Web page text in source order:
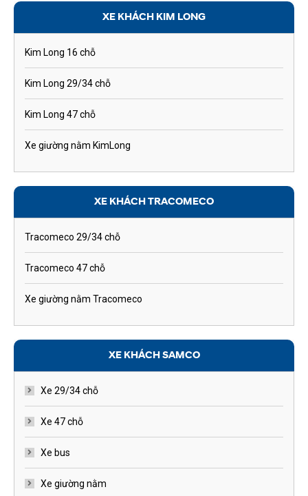
XE KHÁCH KIM LONG
Kim Long 16 chỗ
Kim Long 29/34 chỗ
Kim Long 47 chỗ
Xe giường nằm KimLong
XE KHÁCH TRACOMECO
Tracomeco 29/34 chỗ
Tracomeco 47 chỗ
Xe giường nằm Tracomeco
XE KHÁCH SAMCO
Xe 29/34 chỗ
Xe 47 chỗ
Xe bus
Xe giường nằm